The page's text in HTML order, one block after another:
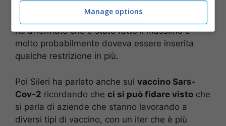
rigore c’è stato
a è mancato il rispetto delle
. Infatti in merito l’esponente del Governo
ha affermato che è stato fatto il massimo e
molto probabilmente doveva essere inserita
qualche restrizione in più.
Poi Sileri ha parlato anche sul vaccino Sars-
Cov-2 ricordando che ci si può fidare visto che
si parla di aziende che stanno lavorando a
diversi tipi di vaccino, con un iter che è più
Manage options